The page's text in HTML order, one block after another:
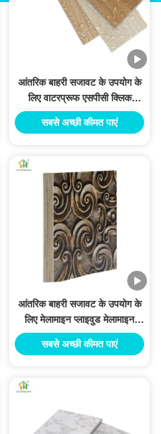
आंतरिक बाहरी सजावट के उपयोग के
लिए वाटरप्रूफ एसपीसी क्लिक
फ़्लोरिंग प्लैंक
सबसे अच्छी कीमत पाएं
आंतरिक बाहरी सजावट के उपयोग के
लिए मेलामाइन प्लाइवुड मेलामाइन
प्लाइवुड बोर्ड
सबसे अच्छी कीमत पाएं